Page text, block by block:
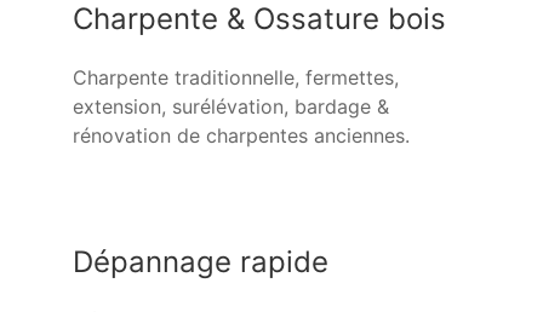
Charpente & Ossature bois
Charpente traditionnelle, fermettes,
extension, surélévation, bardage &
rénovation de charpentes anciennes.
Dépannage rapide